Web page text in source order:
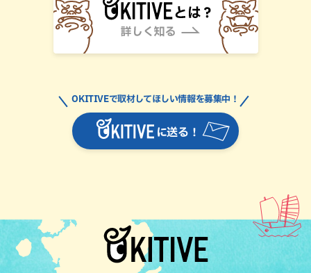
に送る！
OKITIVEで取材してほしい情報を募集中！